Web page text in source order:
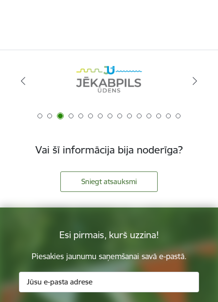
Vai šī informācija bija noderīga?
Sniegt atsauksmi
Esi pirmais, kurš uzzina!
Piesakies jaunumu saņemšanai savā e-pastā.